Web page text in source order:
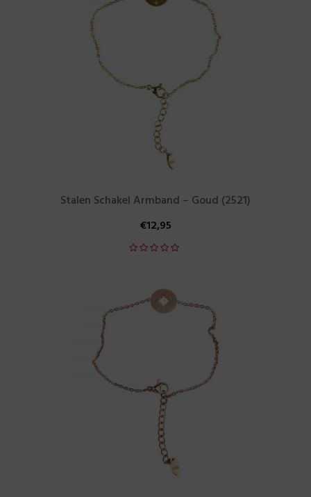
Stalen Schakel Armband – Goud (2521)
€12,95